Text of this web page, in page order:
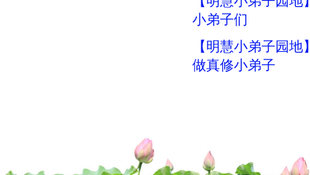
小弟子们
【明慧小弟子园
做真修小弟子